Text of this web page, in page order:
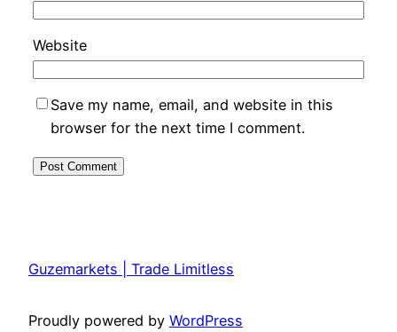
Website
Save my name, email, and website in this
browser for the next time I comment.
Guzemarkets | Trade Limitless
Proudly powered by WordPress